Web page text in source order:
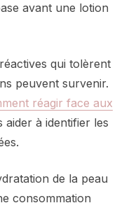
avant une lotion
qui tolèrent
peuvent survenir.
réagir face aux
aider à identifier les
de la peau
consommation